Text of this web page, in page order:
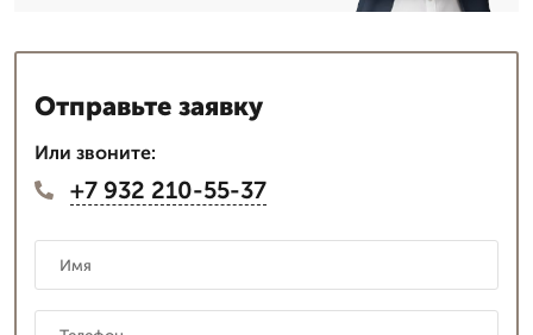
Отправьте заявку
Или звоните:
+7 932 210-55-37